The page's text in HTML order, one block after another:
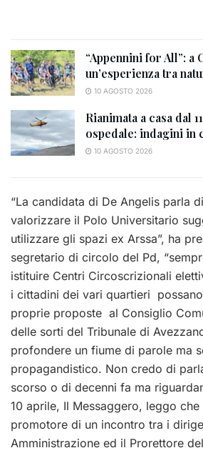
“Appennini for All”: a
un’esperienza tra
10 AGOSTO 2026
Rianimata a casa dal
ospedale: indagini in
10 AGOSTO 2026
“La candidata di De Angelis parla
valorizzare il Polo Universitario
utilizzare gli spazi ex Arssa”, ha
segretario di circolo del Pd,
istituire Centri Circoscrizionali
i cittadini dei vari quartieri
proprie proposte al Consiglio
delle sorti del Tribunale di
profondere un fiume di parole ma
propagandistico. Non credo di
scorso o di decenni fa ma
10 aprile, Il Messaggero, leggo che
promotore di un incontro tra i
Amministrazione ed il Prorettore